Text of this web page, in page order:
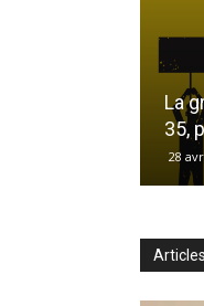
La
35,
28